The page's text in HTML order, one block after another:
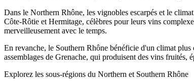
Dans le Northern Rhône, les vignobles escarpés et le
Côte-Rôtie et Hermitage, célèbres pour leurs vins
merveilleusement avec le temps.
En revanche, le Southern Rhône bénéficie d'un climat
assemblages de Grenache, qui produisent des vins fruités,
Explorez les sous-régions du Northern et Southern Rhône